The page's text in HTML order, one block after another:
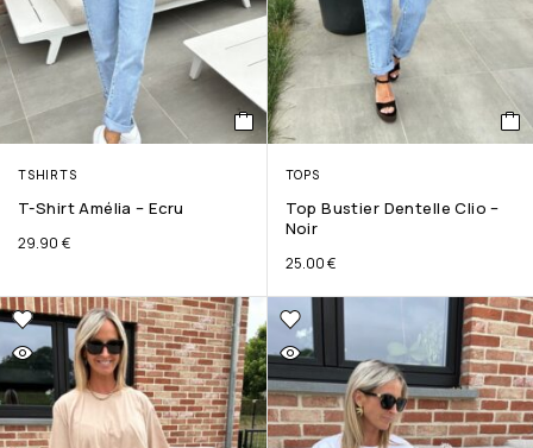
TSHIRTS
T-Shirt Amélia – Ecru
29.90 €
TOPS
Top Bustier Dentelle Clio –
Noir
25.00€